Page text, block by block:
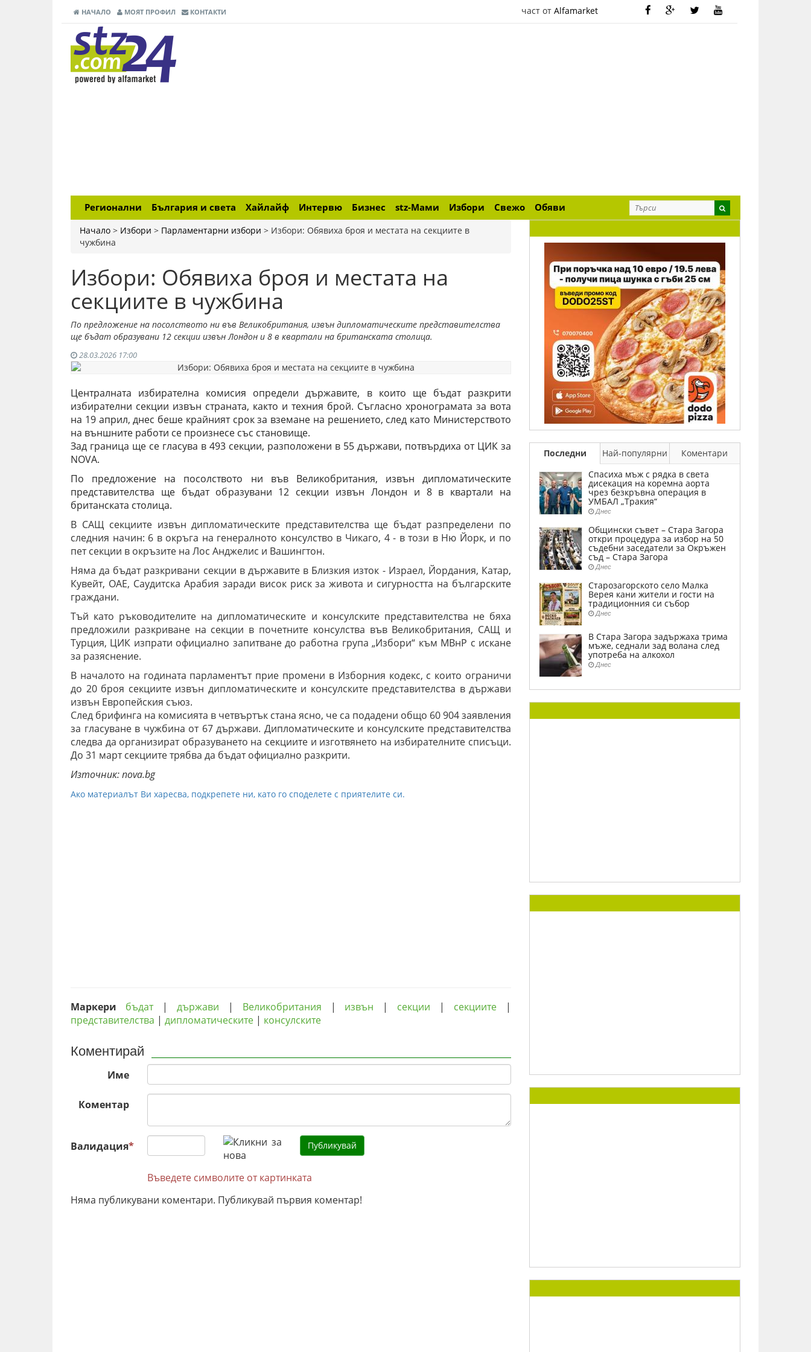
НАЧАЛО МОЯТ ПРОФИЛ КОНТАКТИ част от Alfamarket
Регионални България и света Хайлайф Интервю Бизнес stz-Мами Избори Свежо Обяви
Начало > Избори > Парламентарни избори > Избори: Обявиха броя и местата на секциите в
чужбина
Избори: Обявиха броя и местата на
секциите в чужбина
По предложение на посолството ни във Великобритания, извън дипломатическите представителства
ще бъдат образувани 12 секции извън Лондон и 8 в квартали на британската столица.
28.03.2026 17:00
Централната избирателна комисия определи държавите, в които ще бъдат разкрити
избирателни секции извън страната, както и техния брой. Съгласно хронограмата за вота
на 19 април, днес беше крайният срок за вземане на решението, след като Министерството
на външните работи се произнесе със становище.
Зад граница ще се гласува в 493 секции, разположени в 55 държави, потвърдиха от ЦИК за
NOVA.
По предложение на посолството ни във Великобритания, извън дипломатическите
представителства ще бъдат образувани 12 секции извън Лондон и 8 в квартали на
британската столица.
В САЩ секциите извън дипломатическите представителства ще бъдат разпределени по
следния начин: 6 в окръга на генералното консулство в Чикаго, 4 - в този в Ню Йорк, и по
пет секции в окръзите на Лос Анджелис и Вашингтон.
Няма да бъдат разкривани секции в държавите в Близкия изток - Израел, Йордания, Катар,
Кувейт, ОАЕ, Саудитска Арабия заради висок риск за живота и сигурността на българските
граждани.
Тъй като ръководителите на дипломатическите и консулските представителства не бяха
предложили разкриване на секции в почетните консулства във Великобритания, САЩ и
Турция, ЦИК изпрати официално запитване до работна група „Избори“ към МВнР с искане
за разяснение.
В началото на годината парламентът прие промени в Изборния кодекс, с които ограничи
до 20 броя секциите извън дипломатическите и консулските представителства в държави
извън Европейския съюз.
След брифинга на комисията в четвъртък стана ясно, че са подадени общо 60 904 заявления
за гласуване в чужбина от 67 държави. Дипломатическите и консулските представителства
следва да организират образуването на секциите и изготвянето на избирателните списъци.
До 31 март секциите трябва да бъдат официално разкрити.
Източник: nova.bg
Ако материалът Ви харесва, подкрепете ни, като го споделете с приятелите си.
Маркери бъдат| държави | Великобритания | извън | секции | секциите |
представителства | дипломатическите | консулските
Коментирай
Име
Коментар
Валидация*
Въведете символите от картинката
Няма публикувани коментари. Публикувай първия коментар!
Последни Най-популярни
Коментари
Спасиха мъж с рядка в света
дисекация на коремна аорта
чрез безкръвна операция в
УМБАЛ „Тракия“
Днес
Общински съвет – Стара Загора
откри процедура за избор на 50
съдебни заседатели за Окръжен
съд – Стара Загора
Днес
Старозагорското село Малка
Верея кани жители и гости на
традиционния си събор
Днес
В Стара Загора задържаха трима
мъже, седнали зад волана след
употреба на алкохол
Днес